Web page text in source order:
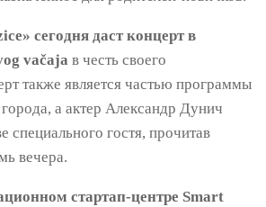
сегодня даст концерт в
vačaja в честь своего
также является частью программы
а актер Александр Дунич
специального гостя, прочитав
вечера.
стартап-центре Smart